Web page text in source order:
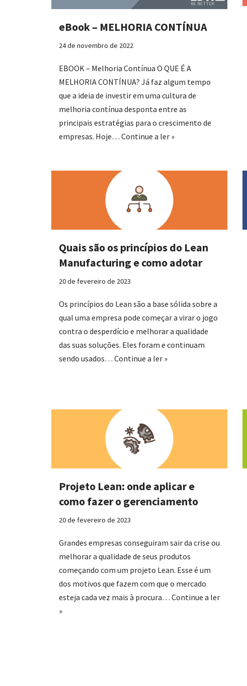
eBook – MELHORIA CONTÍNUA
24 de novembro de 2022
EBOOK – Melhoria Contínua O QUE É A
MELHORIA CONTÍNUA? Já faz algum tempo
que a ideia de investir em uma cultura de
melhoria contínua desponta entre as
principais estratégias para o crescimento de
empresas. Hoje… Continue a ler »
Quais são os princípios do Lean
Manufacturing e como adotar
20 de fevereiro de 2023
Os princípios do Lean são a base sólida sobre a
qual uma empresa pode começar a virar o jogo
contra o desperdício e melhorar a qualidade
das suas soluções. Eles foram e continuam
sendo usados… Continue a ler »
Projeto Lean: onde aplicar e
como fazer o gerenciamento
20 de fevereiro de 2023
Grandes empresas conseguiram sair da crise ou
melhorar a qualidade de seus produtos
começando com um projeto Lean. Esse é um
dos motivos que fazem com que o mercado
esteja cada vez mais à procura… Continue a ler
»